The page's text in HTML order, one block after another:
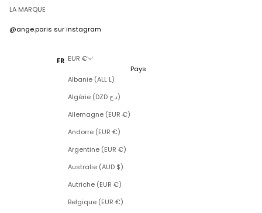
LA MARQUE
@ange.paris sur instagram
FR EUR €
Pays
Albanie (ALL L)
Algérie (DZD د.ج)
Allemagne (EUR €)
Andorre (EUR €)
Argentine (EUR €)
Australie (AUD $)
Autriche (EUR €)
Belgique (EUR €)